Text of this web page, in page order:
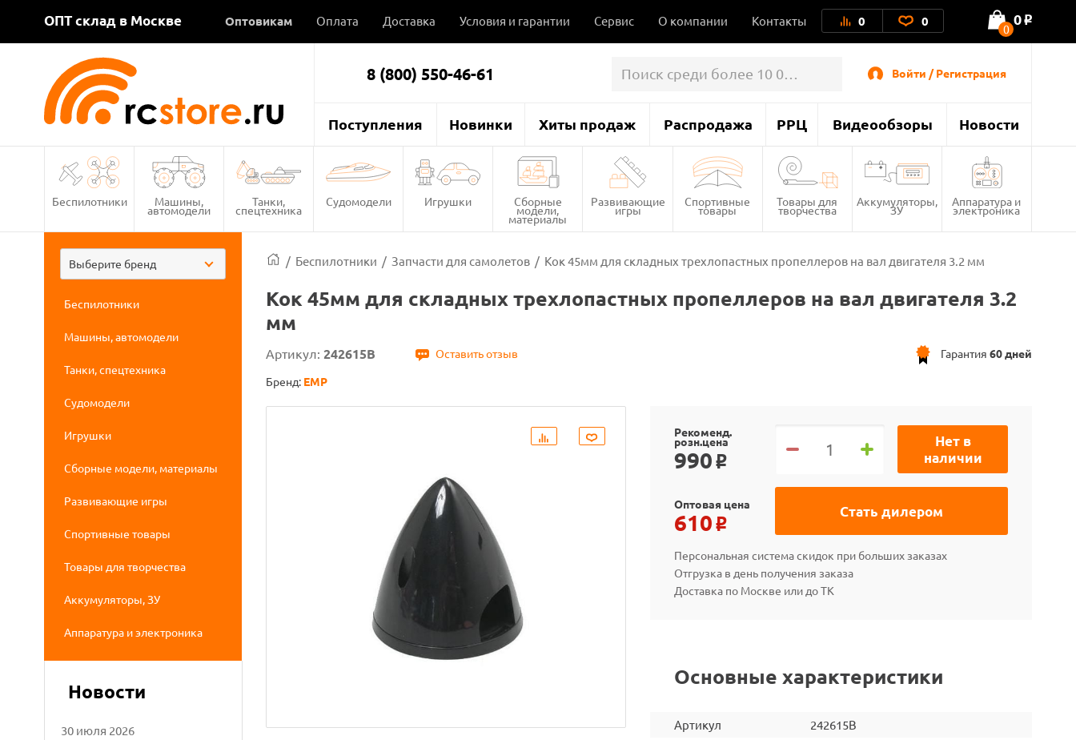
ОПТ склад в Москве Оптовикам Оплата Доставка Условия и гарантии Сервис О компании Контакты 0 0 0
0 o
8 (800) 550-46-61 Войти / Регистрация
Поступления Новинки Хиты продаж Распродажа РРЦ Видеообзоры Новости
Беспилотники Машины,
автомодели
Танки,
спецтехника
Судомодели Игрушки Сборные
модели,
материалы
Развивающие
игры
Спортивные
товары
Товары для
творчества
Аккумуляторы,
ЗУ
Аппаратура и
электроника
Выберите бренд
Беспилотники
Машины, автомодели
Танки, спецтехника
Судомодели
Игрушки
Сборные модели, материалы
Развивающие игры
Спортивные товары
Товары для творчества
Аккумуляторы, ЗУ
Аппаратура и электроника
Новости
30 июля 2026
/ Беспилотники / Запчасти для самолетов / Кок 45мм для складных трехлопастных пропеллеров на вал двигателя 3.2 мм
Кок 45мм для складных трехлопастных пропеллеров на вал двигателя 3.2
мм
Артикул: 242615B Оставить отзыв Гарантия 60 дней
Бренд: EMP
Рекоменд.
розн.цена
990 o
Нет в
наличии
Стать дилером
Оптовая цена
610 o
Персональная система скидок при больших заказах
Отгрузка в день получения заказа
Доставка по Москве или до ТК
Основные характеристики
Артикул
242615B